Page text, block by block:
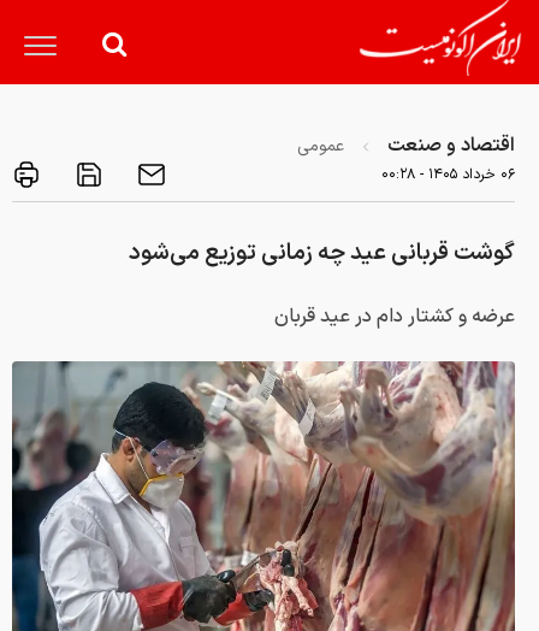
اقتصاد و صنعت عمومی
۰۶ خرداد ۱۴۰۵ - ۰۰:۲۸
گوشت قربانی عید چه زمانی توزیع می‌‌شود
عرضه و کشتار دام در عید قربان